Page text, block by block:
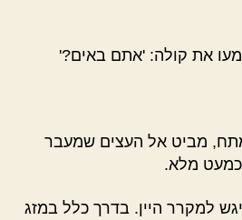
את קולה: 'אתם באים?'
מביט אל העצים שמעבר
כמעט מלא.
למקרר היין. בדרך כלל במזג